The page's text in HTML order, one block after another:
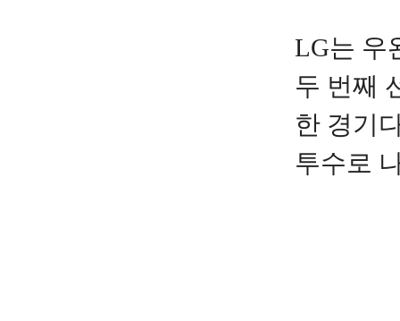
LG는 우
두 번째
한 경기
투수로